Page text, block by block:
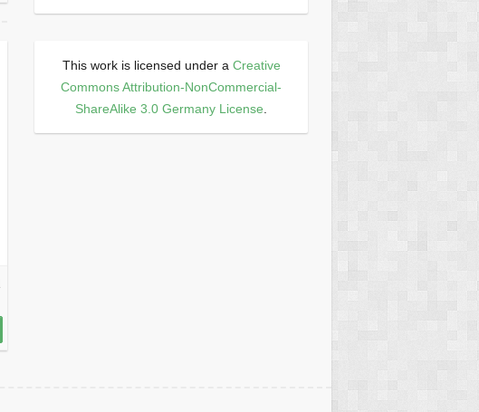
This work is licensed under a Creative
Commons Attribution-NonCommercial-
ShareAlike 3.0 Germany License